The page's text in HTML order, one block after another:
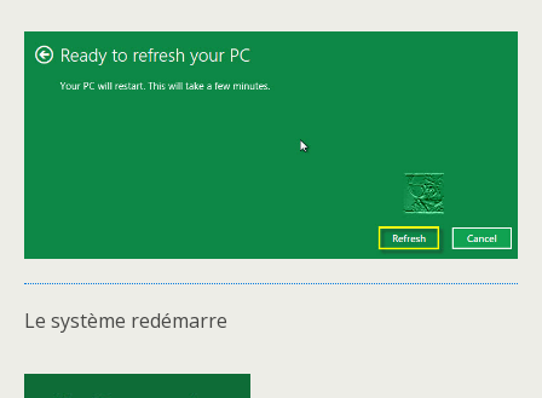
Le système redémarre